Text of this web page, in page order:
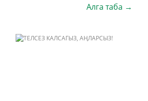
Алга таба →